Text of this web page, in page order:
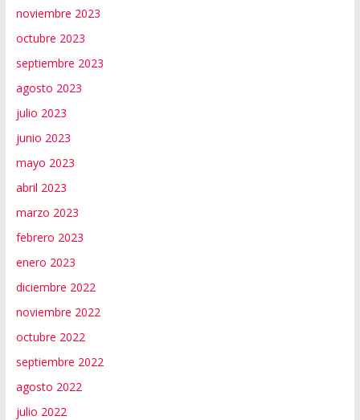
noviembre 2023
octubre 2023
septiembre 2023
agosto 2023
julio 2023
junio 2023
mayo 2023
abril 2023
marzo 2023
febrero 2023
enero 2023
diciembre 2022
noviembre 2022
octubre 2022
septiembre 2022
agosto 2022
julio 2022